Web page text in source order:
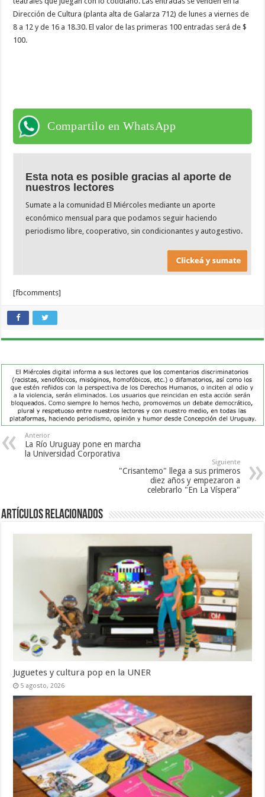
Dirección de Cultura (planta alta de Galarza 712) de lunes a viernes de
8 a 12 y de 16 a 18.30. El valor de las primeras 100 entradas será de $
100.
Compartilo en WhatsApp
Esta nota es posible gracias al aporte de
nuestros lectores
Sumate a la comunidad El Miércoles mediante un aporte
económico mensual para que podamos seguir haciendo
periodismo libre, cooperativo, sin condicionantes y autogestivo.
[fbcomments]
Anterior
La Río Uruguay pone en marcha
la Universidad Corporativa
Siguiente
"Crisantemo" llega a sus primeros
diez años y empezaron a
celebrarlo "En La Víspera"
Artículos Relacionados
Juguetes y cultura pop en la UNER
5 agosto, 2026